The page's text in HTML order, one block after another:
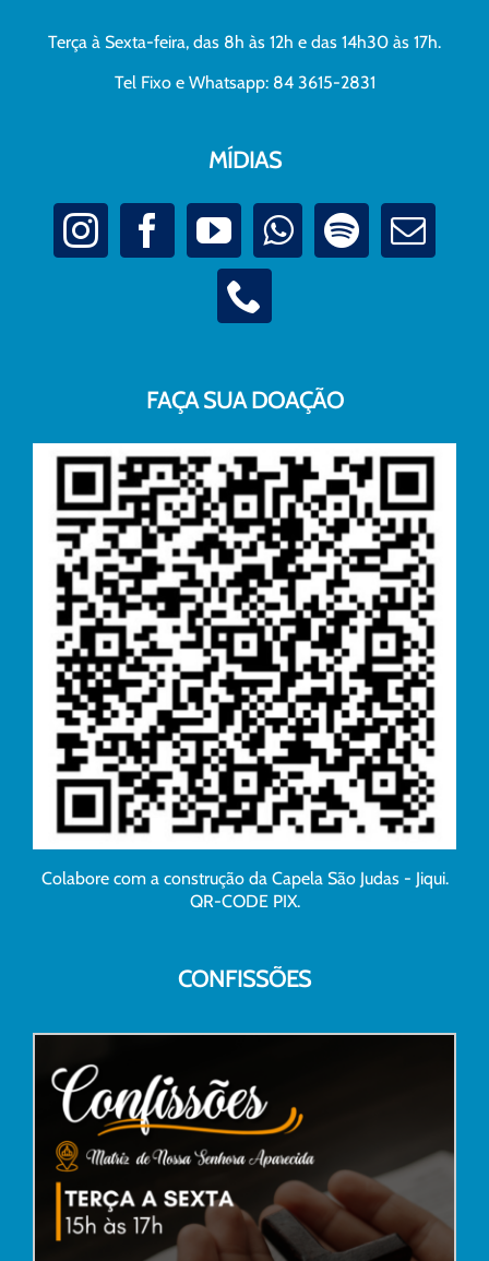
Terça à Sexta-feira, das 8h às 12h e das 14h30 às 17h.
Tel Fixo e Whatsapp: 84 3615-2831
MÍDIAS
FAÇA SUA DOAÇÃO
Colabore com a construção da Capela São Judas - Jiqui.
QR-CODE PIX.
CONFISSÕES